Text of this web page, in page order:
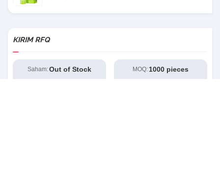
KIRIM RFQ
Saham:Out of Stock MOQ: 1000 pieces